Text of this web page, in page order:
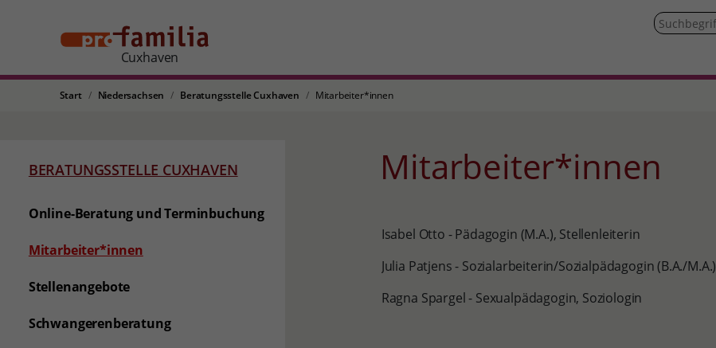
Cuxhaven
Start Niedersachsen Beratungsstelle Cuxhaven Mitarbeiter*innen
BERATUNGSSTELLE CUXHAVEN
Online-Beratung und Terminbuchung
Mitarbeiter*innen(aktuelle Seite)
Stellenangebote
Schwangerenberatung
Mitarbeiter*innen
Isabel Otto - Pädagogin (M.A.), Stellenleiterin
Julia Patjens - Sozialarbeiterin/Sozialpädagogin (B.A./M.A.)
Ragna Spargel - Sexualpädagogin, Soziologin